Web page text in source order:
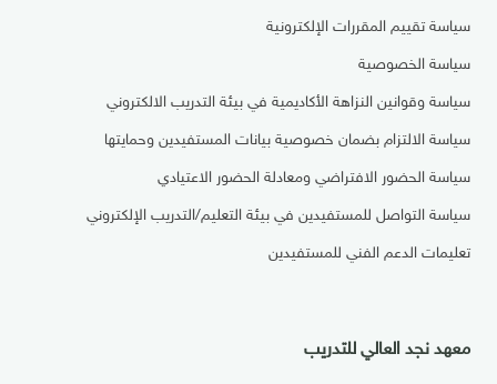
سياسة تقييم المقررات الإلكترونية
سياسة الخصوصية
سياسة وقوانين النزاهة الأكاديمية في بيئة التدريب الالكتروني
سياسة الالتزام بضمان خصوصية بيانات المستفيدين وحمايتها
سياسة الحضور الافتراضي ومعادلة الحضور الاعتيادي
سياسة التواصل للمستفيدين في بيئة التعليم/التدريب الإلكتروني
تعليمات الدعم الفني للمستفيدين
معهد نجد العالي للتدريب